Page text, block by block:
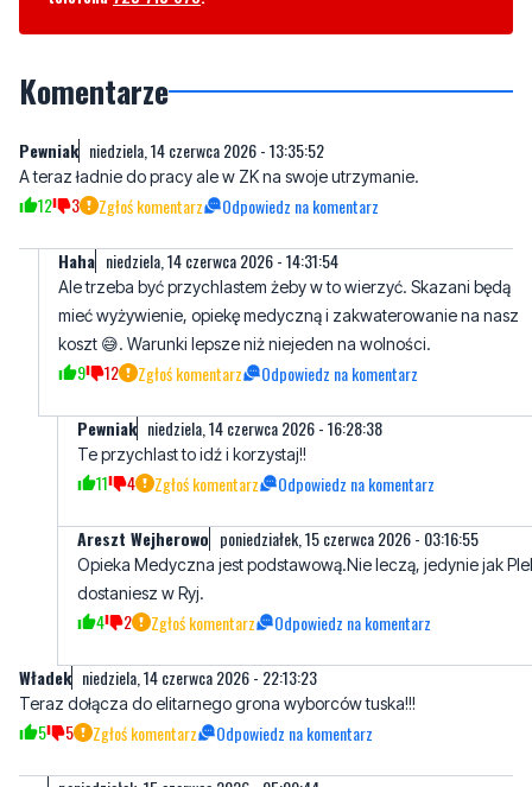
A teraz ładnie do pracy ale w ZK na swoje utrzymanie.
Haha niedziela, 14 czerwca 2026 - 14:31:54
Ale trzeba być przychlastem żeby w to wierzyć. Skazani będą
koszt 😅. Warunki lepsze niż niejeden na wolności.
9 12 Zgłoś komentarz Odpowiedz na komentarz
Pewniak niedziela, 14 czerwca 2026 - 16:28:38
Te przychlast to idź i korzystaj!!
Areszt Wejherowo poniedziałek, 15 czerwca 2026 - 03:16:55
Opieka Medyczna jest podstawową.Nie leczą, jedynie jak
4 2 Zgłoś komentarz Odpowiedz na komentarz
niedziela, 14 czerwca 2026 - 22:13:23
Teraz dołącza do elitarnego grona wyborców tuska!!!
...... poniedziałek, 15 czerwca 2026 - 05:09:44
Lepiej do Tuska niż zakłamanych... Złodziejskich .. stad kaczych